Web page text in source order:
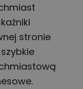
stronie